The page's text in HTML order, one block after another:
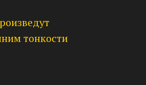
тонкости